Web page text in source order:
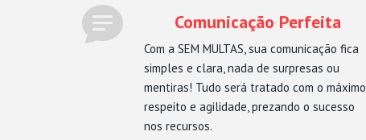
Comunicação Perfeita
Com a SEM MULTAS, sua comunicação fica
simples e clara, nada de surpresas ou
mentiras! Tudo será tratado com o máximo
respeito e agilidade, prezando o sucesso
nos recursos.